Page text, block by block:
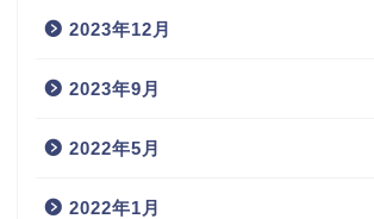
2023年12月
2023年9月
2022年5月
2022年1月